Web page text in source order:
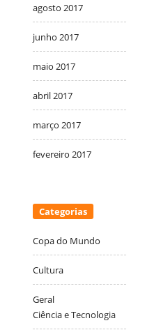
agosto 2017
junho 2017
maio 2017
abril 2017
março 2017
fevereiro 2017
Categorias
Copa do Mundo
Cultura
Geral
Ciência e Tecnologia